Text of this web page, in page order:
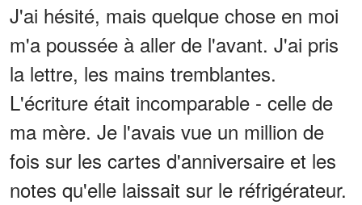
J'ai hésité, mais quelque chose en moi
m'a poussée à aller de l'avant. J'ai pris
la lettre, les mains tremblantes.
L'écriture était incomparable - celle de
ma mère. Je l'avais vue un million de
fois sur les cartes d'anniversaire et les
notes qu'elle laissait sur le réfrigérateur.